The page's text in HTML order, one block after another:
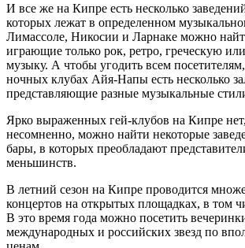
И все же на Кипре есть несколько
которых лежат в определенном
Лимассоле, Никосии и Ларнаке можно
играющие только рок, ретро, греческую
музыку. А чтобы угодить всем
ночных клубах Айя-Напы есть несколько
представляющие разные музыкальные
Ярко выраженных гей-клубов на Кипре
несомненно, можно найти некоторые
бары, в которых преобладают
меньшинств.
В летний сезон на Кипре проводится
концертов на открытых площадках, в том
В это время года можно посетить
международных и российских звезд по